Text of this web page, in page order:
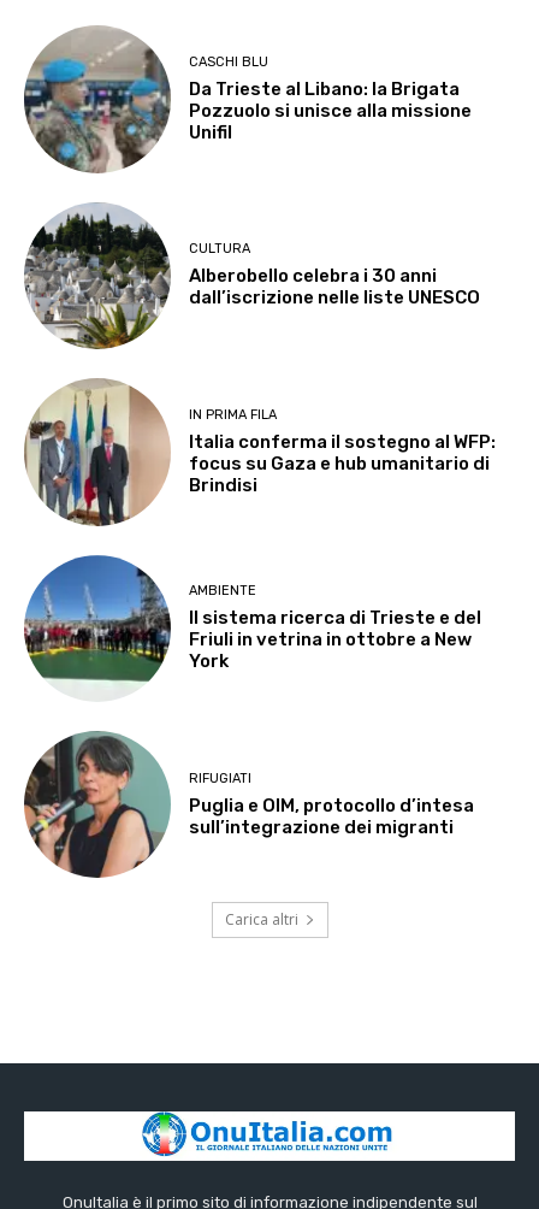
CASCHI BLU
Da Trieste al Libano: la Brigata
Pozzuolo si unisce alla missione
Unifil
CULTURA
Alberobello celebra i 30 anni
dall’iscrizione nelle liste UNESCO
IN PRIMA FILA
Italia conferma il sostegno al WFP:
focus su Gaza e hub umanitario di
Brindisi
AMBIENTE
Il sistema ricerca di Trieste e del
Friuli in vetrina in ottobre a New
York
RIFUGIATI
Puglia e OIM, protocollo d’intesa
sull’integrazione dei migranti
Carica altri
OnuItalia è il primo sito di informazione indipendente sul